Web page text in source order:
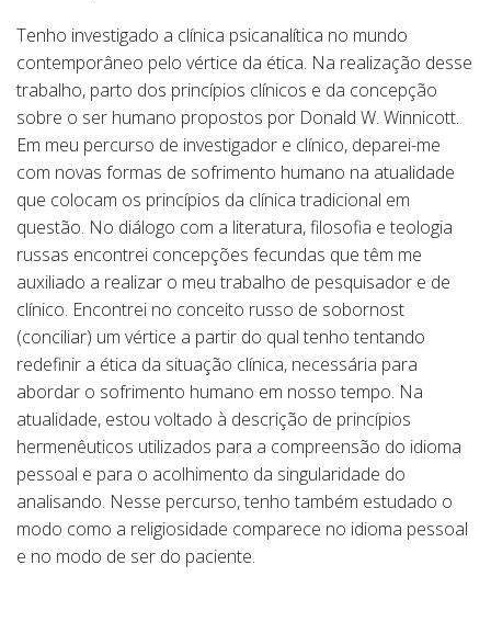
Tenho investigado a clínica psicanalítica no mundo
contemporâneo pelo vértice da ética. Na realização desse
trabalho, parto dos princípios clínicos e da concepção
sobre o ser humano propostos por Donald W. Winnicott.
Em meu percurso de investigador e clínico, deparei-me
com novas formas de sofrimento humano na atualidade
que colocam os princípios da clínica tradicional em
questão. No diálogo com a literatura, filosofia e teologia
russas encontrei concepções fecundas que têm me
auxiliado a realizar o meu trabalho de pesquisador e de
clínico. Encontrei no conceito russo de sobornost
(conciliar) um vértice a partir do qual tenho tentando
redefinir a ética da situação clínica, necessária para
abordar o sofrimento humano em nosso tempo. Na
atualidade, estou voltado à descrição de princípios
hermenêuticos utilizados para a compreensão do idioma
pessoal e para o acolhimento da singularidade do
analisando. Nesse percurso, tenho também estudado o
modo como a religiosidade comparece no idioma pessoal
e no modo de ser do paciente.